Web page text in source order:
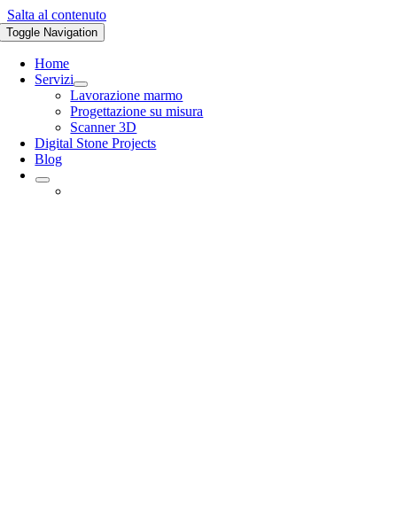
Salta al contenuto
Toggle Navigation
Home
Servizi
Lavorazione marmo
Progettazione su misura
Scanner 3D
Digital Stone Projects
Blog